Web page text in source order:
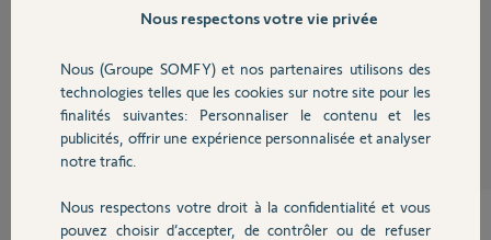
Sécurité
Domotique
Chauffage
reseau fixe internet . les sirenes marches tres bien en fonction
gerard F.
il y a plus de 10 ans
Participer au fil de discussion
Nous respectons votre vie privée
Nous (Groupe SOMFY) et nos partenaires utilisons des
technologies telles que les cookies sur notre site pour les
finalités suivantes: Personnaliser le contenu et les
publicités, offrir une expérience personnalisée et analyser
notre trafic.
Nous respectons votre droit à la confidentialité et vous
pouvez choisir d’accepter, de contrôler ou de refuser